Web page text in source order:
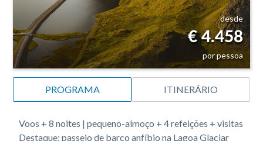
desde
€ 4.458
por pessoa
PROGRAMA ITINERÁRIO
Voos + 8 noites | pequeno-almoço + 4 refeições + visitas
Destaque: passeio de barco anfíbio na Lagoa Glaciar